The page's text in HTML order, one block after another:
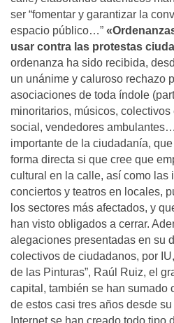
ser “fomentar y garantizar la
espacio público…”
usar contra las protestas
ordenanza ha sido recibida,
un unánime y caluroso rechazo
asociaciones de toda índole
minoritarios, músicos,
social, vendedores
importante de la ciudadanía,
forma directa si que cree que
cultural en la calle, así como las
conciertos y teatros en locales,
los sectores más afectados, y
han visto obligados a cerrar.
alegaciones presentadas en su
colectivos de ciudadanos, por
de las Pinturas”, Raúl Ruiz, el
capital, también se han sumado
de estos casi tres años desde
Internet se han creado todo tipo